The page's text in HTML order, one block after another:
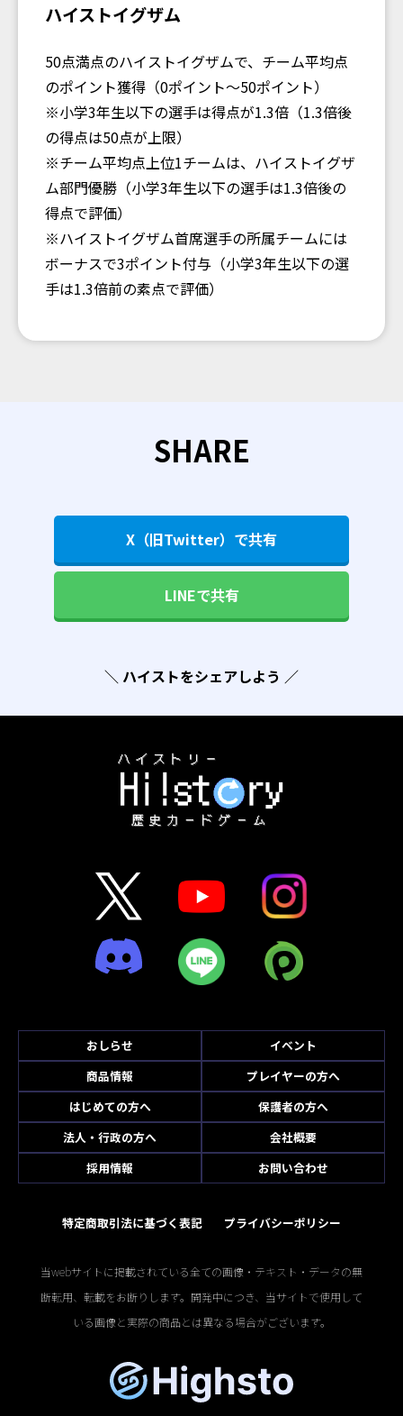
ハイストイグザム
50点満点のハイストイグザムで、チーム平均点
のポイント獲得（0ポイント〜50ポイント）
※小学3年生以下の選手は得点が1.3倍（1.3倍後
の得点は50点が上限）
※チーム平均点上位1チームは、ハイストイグザ
ム部門優勝（小学3年生以下の選手は1.3倍後の
得点で評価）
※ハイストイグザム首席選手の所属チームには
ボーナスで3ポイント付与（小学3年生以下の選
手は1.3倍前の素点で評価）
SHARE
X（旧Twitter）で共有
LINEで共有
＼ ハイストをシェアしよう ／
おしらせ
イベント
商品情報
プレイヤーの方へ
はじめての方へ
保護者の方へ
法人・行政の方へ
会社概要
採用情報
お問い合わせ
特定商取引法に基づく表記 プライバシーポリシー
当webサイトに掲載されている全ての画像・テキスト・データの無
断転用、転載をお断りします。開発中につき、当サイトで使用して
いる画像と実際の商品とは異なる場合がございます。